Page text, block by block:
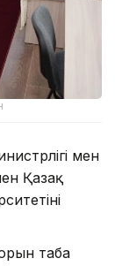
мен
Қазақ
таба